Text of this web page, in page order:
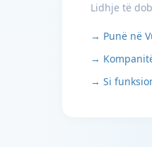
Lidhje të
→ Punë në
→
→ Si